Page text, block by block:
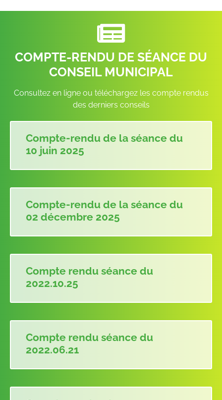
COMPTE-RENDU DE SÉANCE DU
CONSEIL MUNICIPAL
Consultez en ligne ou téléchargez les compte rendus
des derniers conseils
Compte-rendu de la séance du
10 juin 2025
Compte-rendu de la séance du
02 décembre 2025
Compte rendu séance du
2022.10.25
Compte rendu séance du
2022.06.21